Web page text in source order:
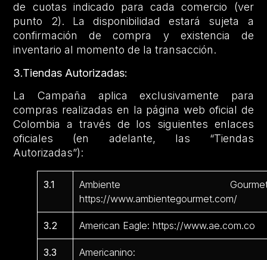
de cuotas indicado para cada comercio (ver
punto 2). La disponibilidad estará sujeta a
confirmación de compra y existencia de
inventario al momento de la transacción.
3.Tiendas Autorizadas:
La Campaña aplica exclusivamente para
compras realizadas en la página web oficial de
Colombia a través de los siguientes enlaces
oficiales (en adelante, las “Tiendas
Autorizadas”):
3.1
Ambiente
https://www.ambientegourmet.com/
3.2 American Eagle: https://www.ae.com.co
3.3
Americanino: